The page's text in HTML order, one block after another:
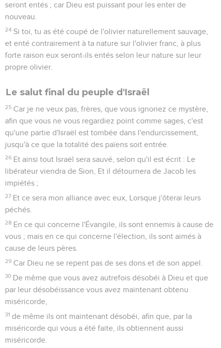
seront entés ; car Dieu est puissant pour les enter de
nouveau.
24 Si toi, tu as été coupé de l'olivier naturellement sauvage,
et enté contrairement à ta nature sur l'olivier franc, à plus
forte raison eux seront-ils entés selon leur nature sur leur
propre olivier.
Le salut final du peuple d'Israël
25 Car je ne veux pas, frères, que vous ignoriez ce mystère,
afin que vous ne vous regardiez point comme sages, c'est
qu'une partie d'Israël est tombée dans l'endurcissement,
jusqu'à ce que la totalité des païens soit entrée.
26 Et ainsi tout Israël sera sauvé, selon qu'il est écrit : Le
libérateur viendra de Sion, Et il détournera de Jacob les
impiétés ;
27 Et ce sera mon alliance avec eux, Lorsque j'ôterai leurs
péchés.
28 En ce qui concerne l'Évangile, ils sont ennemis à cause de
vous ; mais en ce qui concerne l'élection, ils sont aimés à
cause de leurs pères.
29 Car Dieu ne se repent pas de ses dons et de son appel.
30 De même que vous avez autrefois désobéi à Dieu et que
par leur désobéissance vous avez maintenant obtenu
miséricorde,
31 de même ils ont maintenant désobéi, afin que, par la
miséricorde qui vous a été faite, ils obtiennent aussi
miséricorde.